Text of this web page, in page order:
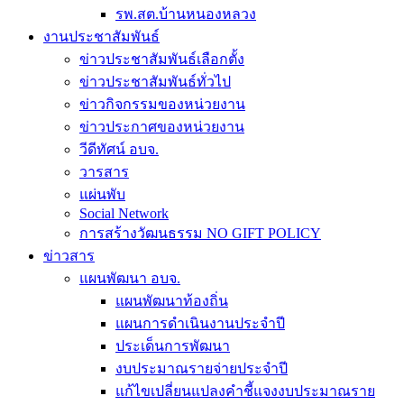
รพ.สต.บ้านหนองหลวง
งานประชาสัมพันธ์
ข่าวประชาสัมพันธ์เลือกตั้ง
ข่าวประชาสัมพันธ์ทั่วไป
ข่าวกิจกรรมของหน่วยงาน
ข่าวประกาศของหน่วยงาน
วีดีทัศน์ อบจ.
วารสาร
แผ่นพับ
Social Network
การสร้างวัฒนธรรม NO GIFT POLICY
ข่าวสาร
แผนพัฒนา อบจ.
แผนพัฒนาท้องถิ่น
แผนการดำเนินงานประจำปี
ประเด็นการพัฒนา
งบประมาณรายจ่ายประจำปี
แก้ไขเปลี่ยนแปลงคำชี้แจงงบประมาณราย